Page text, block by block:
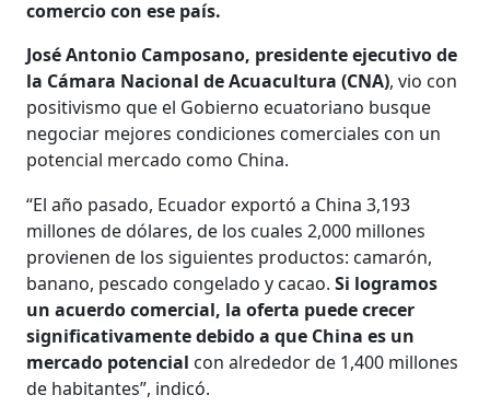
comercio con ese país.
José Antonio Camposano, presidente ejecutivo de
la Cámara Nacional de Acuacultura (CNA), vio con
positivismo que el Gobierno ecuatoriano busque
negociar mejores condiciones comerciales con un
potencial mercado como China.
“El año pasado, Ecuador exportó a China 3,193
millones de dólares, de los cuales 2,000 millones
provienen de los siguientes productos: camarón,
banano, pescado congelado y cacao.Si logramos
un acuerdo comercial, la oferta puede crecer
significativamente debido a que China es un
mercado potencial con alrededor de 1,400 millones
de habitantes”, indicó.